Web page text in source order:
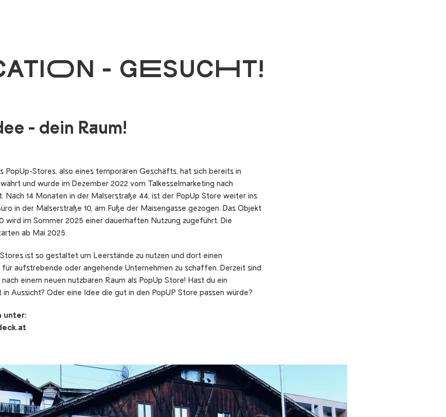
- GESUCHT!
- dein Raum!
PopUp-Stores, also eines temporären Geschäfts, hat sich bereits in
und wurde im Dezember 2022 vom Talkesselmarketing nach
Nach 14 Monaten in der Malserstraße 44, ist der PopUp Store weiter ins
in der Malserstraße 10, am Fuße der Maisengasse gezogen. Das Objekt
wird im Sommer 2025 einer dauerhaften Nutzung zugeführt. Die
ab Mai 2025.
ist so gestaltet um Leerstände zu nutzen und dort einen
aufstrebende oder angehende Unternehmen zu schaffen. Derzeit sind
einem neuen nutzbaren Raum als PopUp Store! Hast du ein
in Aussicht? Oder eine Idee die gut in den PopUP Store passen würde?
unter: